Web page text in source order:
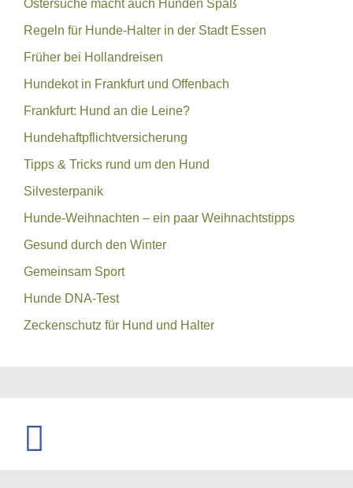
Ostersuche macht auch Hunden Spaß
Regeln für Hunde-Halter in der Stadt Essen
Früher bei Hollandreisen
Hundekot in Frankfurt und Offenbach
Frankfurt: Hund an die Leine?
Hundehaftpflichtversicherung
Tipps & Tricks rund um den Hund
Silvesterpanik
Hunde-Weihnachten – ein paar Weihnachtstipps
Gesund durch den Winter
Gemeinsam Sport
Hunde DNA-Test
Zeckenschutz für Hund und Halter